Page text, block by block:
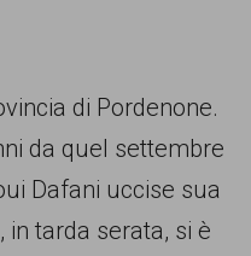
di Pordenone.
da quel settembre
Dafani uccise sua
in tarda serata, si è